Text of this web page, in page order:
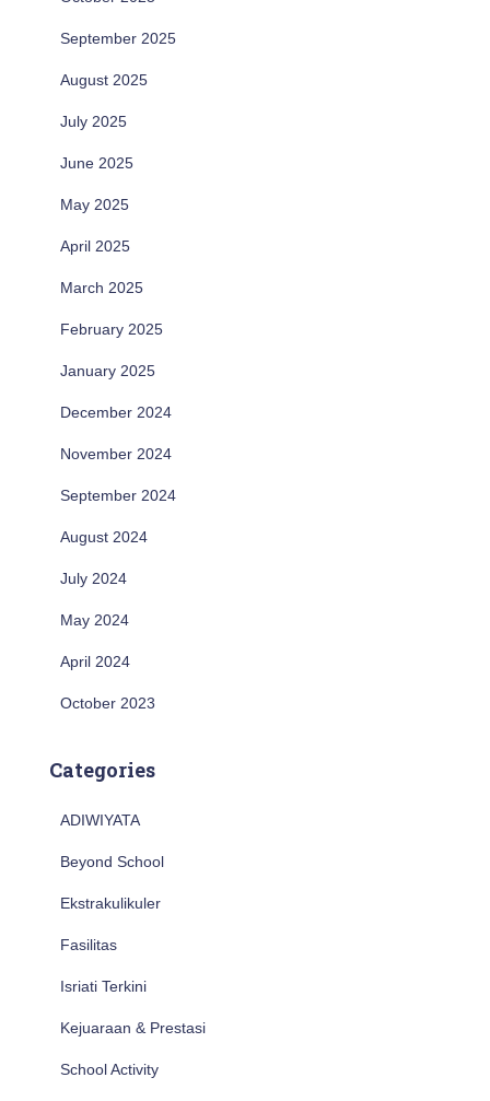
September 2025
August 2025
July 2025
June 2025
May 2025
April 2025
March 2025
February 2025
January 2025
December 2024
November 2024
September 2024
August 2024
July 2024
May 2024
April 2024
October 2023
Categories
ADIWIYATA
Beyond School
Ekstrakulikuler
Fasilitas
Isriati Terkini
Kejuaraan & Prestasi
School Activity